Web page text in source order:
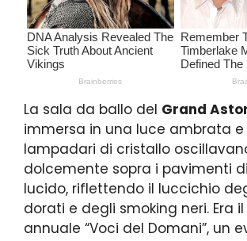
La sala da ballo del Grand
immersa in una luce ambrata e
lampadari di cristallo
dolcemente sopra i pavimenti
lucido, riflettendo il luccichio
dorati e degli smoking neri. Era
annuale “Voci del Domani”, un